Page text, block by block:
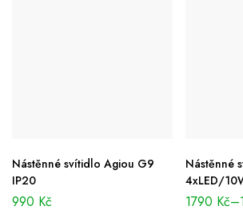
Nástěnné svítidlo Agiou G9
IP20
990 Kč
Nástěnné
4xLED/
1790 Kč–